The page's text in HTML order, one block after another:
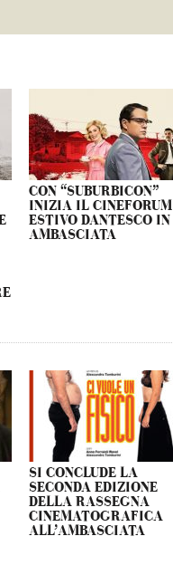
CON “SUBURBICON”
INIZIA IL CINEFORUM
ESTIVO DANTESCO IN
AMBASCIATA
SI CONCLUDE LA
SECONDA EDIZIONE
DELLA RASSEGNA
CINEMATOGRAFICA
ALL’AMBASCIATA